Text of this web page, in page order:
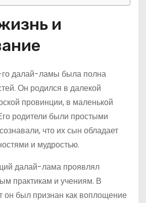
и
го далай-ламы была полна
Он родился в далекой
провинции, в маленькой
родители были простыми
что их сын обладает
и мудростью.
далай-лама проявлял
практикам и учениям. В
он был признан как воплощение